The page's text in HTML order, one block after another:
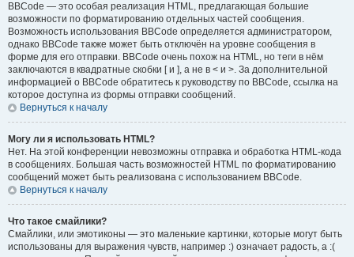
BBCode — это особая реализация HTML, предлагающая большие
возможности по форматированию отдельных частей сообщения.
Возможность использования BBCode определяется администратором,
однако BBCode также может быть отключён на уровне сообщения в
форме для его отправки. BBCode очень похож на HTML, но теги в нём
заключаются в квадратные скобки [ и ], а не в < и >. За дополнительной
информацией о BBCode обратитесь к руководству по BBCode, ссылка на
которое доступна из формы отправки сообщений.
Вернуться к началу
Могу ли я использовать HTML?
Нет. На этой конференции невозможны отправка и обработка HTML-кода
в сообщениях. Большая часть возможностей HTML по форматированию
сообщений может быть реализована с использованием BBCode.
Вернуться к началу
Что такое смайлики?
Смайлики, или эмотиконы — это маленькие картинки, которые могут быть
использованы для выражения чувств, например :) означает радость, а :(